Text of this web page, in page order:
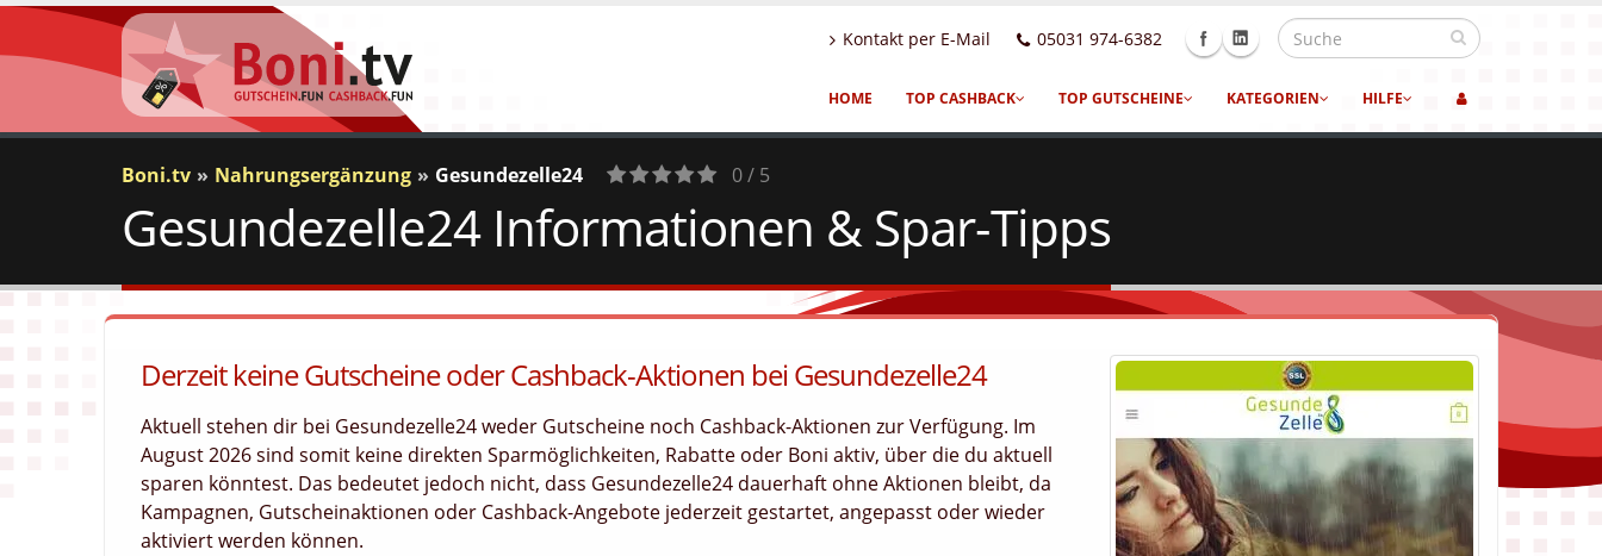
Kontakt per E-Mail 05031 974-6382
HOME TOP CASHBACK TOP GUTSCHEINE KATEGORIEN HILFE
Boni.tv Nahrungsergänzung Gesundezelle24 0 / 5
Gesundezelle24 Informationen & Spar-Tipps
Derzeit keine Gutscheine oder Cashback-Aktionen bei Gesundezelle24
Aktuell stehen dir bei Gesundezelle24 weder Gutscheine noch Cashback-Aktionen zur Verfügung. Im
August 2026 sind somit keine direkten Sparmöglichkeiten, Rabatte oder Boni aktiv, über die du aktuell
sparen könntest. Das bedeutet jedoch nicht, dass Gesundezelle24 dauerhaft ohne Aktionen bleibt, da
Kampagnen, Gutscheinaktionen oder Cashback-Angebote jederzeit gestartet, angepasst oder wieder
aktiviert werden können.